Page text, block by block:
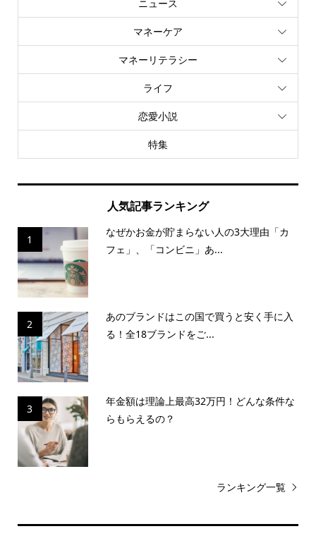
ニュース
マネーケア
マネーリテラシー
ライフ
恋愛小説
特集
人気記事ランキング
1
なぜかお金が貯まらない人の3大理由「カ
フェ」、「コンビニ」あ...
2
あのブランドはこの国で買うと安く手に入
る！全18ブランドをご...
3
年金額は理論上最高32万円！どんな条件な
らもらえるの？
ランキング一覧